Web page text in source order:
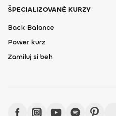
ŠPECIALIZOVANÉ KURZY
Back Balance
Power kurz
Zamiluj si beh